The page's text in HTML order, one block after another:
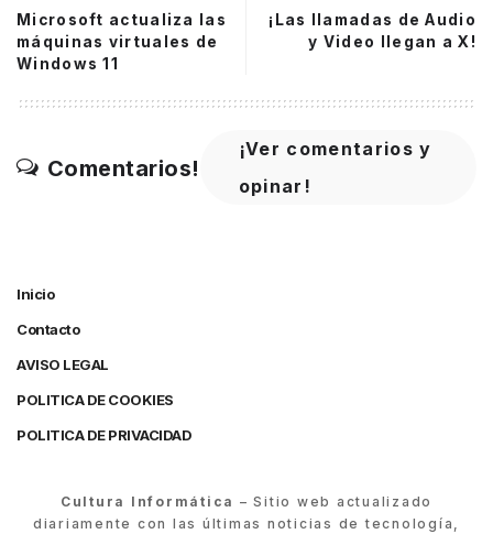
Microsoft actualiza las
máquinas virtuales de
Windows 11
¡Las llamadas de Audio
y Video llegan a X!
Comentarios!
¡Ver comentarios y
opinar!
Inicio
Contacto
AVISO LEGAL
POLITICA DE COOKIES
POLITICA DE PRIVACIDAD
Cultura Informática – Sitio web actualizado
diariamente con las últimas noticias de tecnología,